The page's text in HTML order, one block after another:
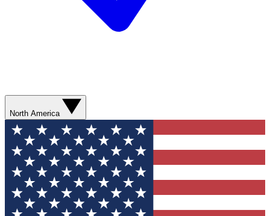
North America